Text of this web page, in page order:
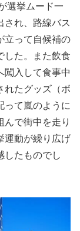
選挙ムード一
され、路線バス
立って自候補の
した。また飲食
闖入して食事中
れたグッズ（ボ
って嵐のように
で街中を走り
運動が繰り広げ
したものでし